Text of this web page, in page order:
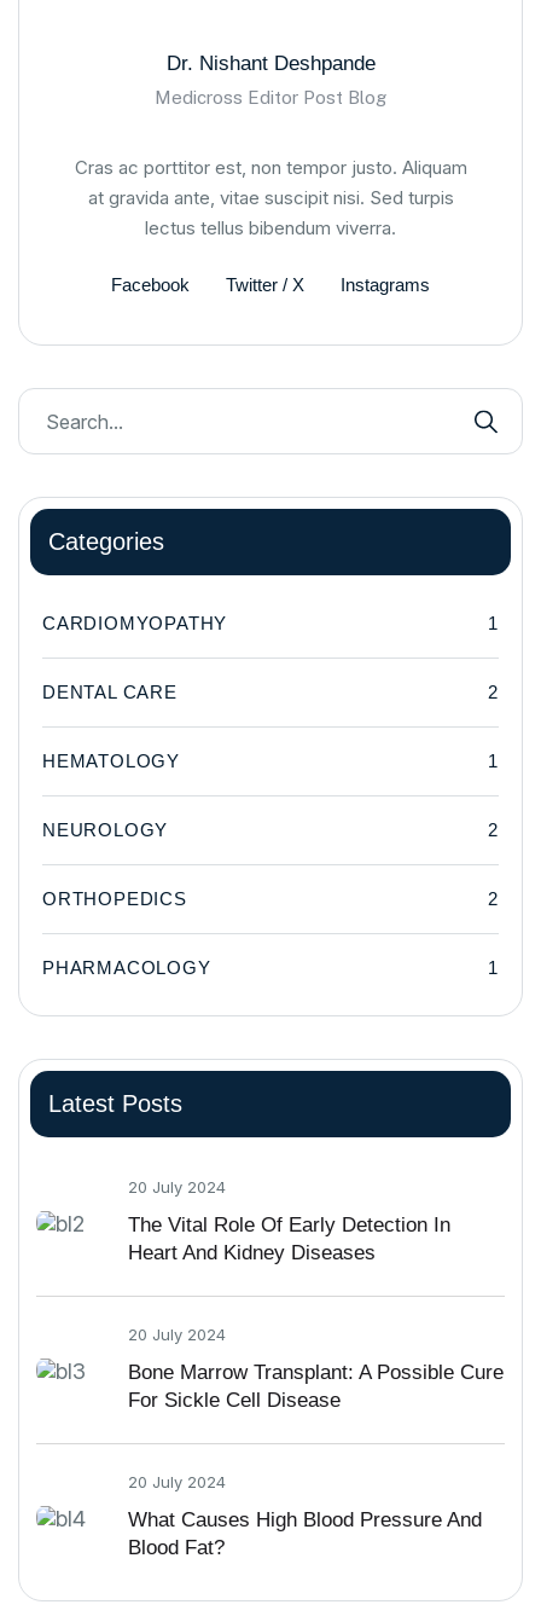
Dr. Nishant Deshpande
Medicross Editor Post Blog
Cras ac porttitor est, non tempor justo. Aliquam
at gravida ante, vitae suscipit nisi. Sed turpis
lectus tellus bibendum viverra.
Facebook Twitter / X Instagrams
Categories
CARDIOMYOPATHY 1
DENTAL CARE 2
HEMATOLOGY 1
NEUROLOGY 2
ORTHOPEDICS 2
PHARMACOLOGY 1
Latest Posts
20 July 2024
The Vital Role Of Early Detection In
Heart And Kidney Diseases
20 July 2024
Bone Marrow Transplant: A Possible Cure
For Sickle Cell Disease
20 July 2024
What Causes High Blood Pressure And
Blood Fat?